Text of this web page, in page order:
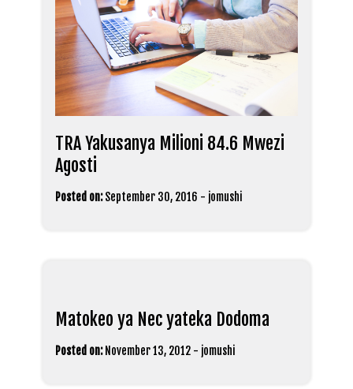
TRA Yakusanya Milioni 84.6 Mwezi
Agosti
Posted on: September 30, 2016 - jomushi
Matokeo ya Nec yateka Dodoma
Posted on: November 13, 2012 - jomushi